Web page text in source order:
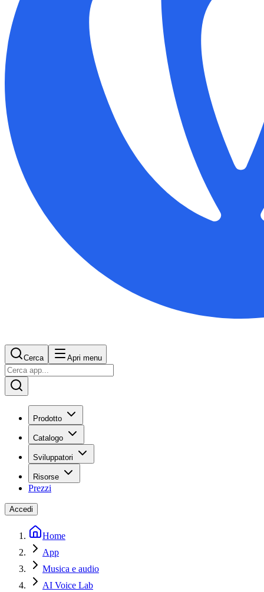
Cerca Apri menu
Prodotto
Catalogo
Sviluppatori
Risorse
Prezzi
Accedi
Home
App
Musica e audio
AI Voice Lab